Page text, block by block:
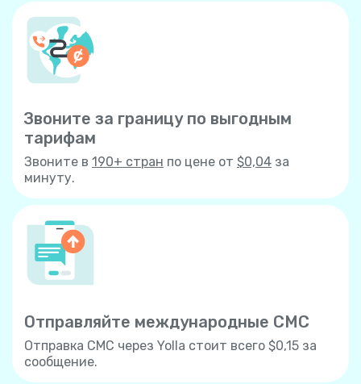
Звоните за границу по выгодным
тарифам
Звоните в 190+ стран по цене от $0,04 за
минуту.
Отправляйте международные СМС
Отправка СМС через Yolla стоит всего $0,15 за
сообщение.